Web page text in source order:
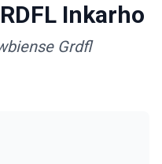
Inkarho
Grdfl